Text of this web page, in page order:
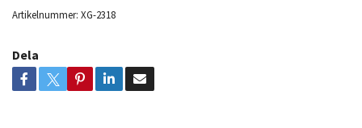
Artikelnummer: XG-2318
Dela